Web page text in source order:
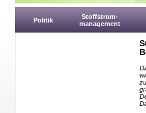
Politik
Stoffstrom-
management